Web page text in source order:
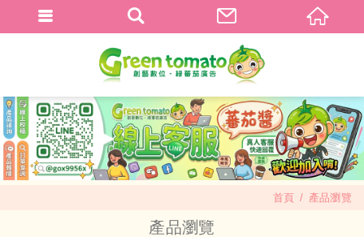
產品瀏覽
首頁 產品瀏覽